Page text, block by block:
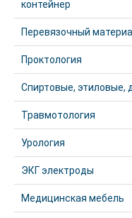
контейнер
Перевязочный
Проктология
Спиртовые,
Травмотология
Урология
ЭКГ электроды
Медицинская мебель